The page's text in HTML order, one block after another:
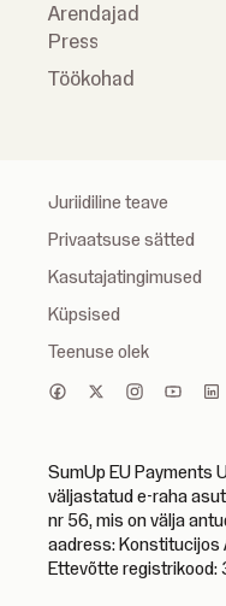
Arendajad
Press
Töökohad
Juriidiline teave
Privaatsuse sätted
Kasutajatingimused
Küpsised
Teenuse olek
SumUp EU Payments
väljastatud e-raha
nr 56, mis on välja
aadress: Konstitucijos
Ettevõtte